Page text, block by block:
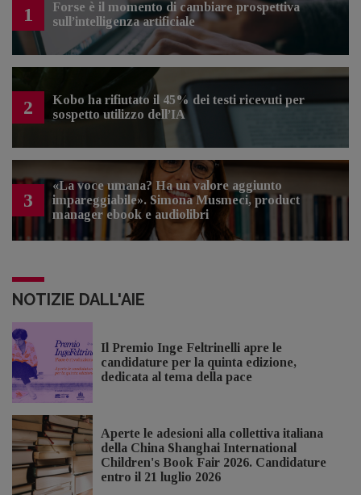
1
Forse è il momento di cambiare prospettiva
sull’intelligenza artificiale
2
Kobo ha rifiutato il 45% dei testi ricevuti per
sospetto utilizzo dell’IA
3
«La voce umana? Ha un valore aggiunto
impareggiabile». Simona Musmeci, product
manager ebook e audiolibri
NOTIZIE DALL'AIE
Il Premio Inge Feltrinelli apre le
candidature per la quinta edizione,
dedicata al tema della pace
Aperte le adesioni alla collettiva italiana
della China Shanghai International
Children's Book Fair 2026. Candidature
entro il 21 luglio 2026